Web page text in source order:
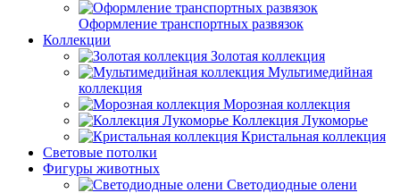
Оформление транспортных развязок
Коллекции
Золотая коллекция
Мультимедийная
коллекция
Морозная коллекция
Коллекция Лукоморье
Кристальная коллекция
Световые потолки
Фигуры животных
Светодиодные олени